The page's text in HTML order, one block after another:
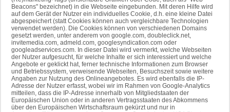
Beacons" bezeichnet) in die Webseite eingebunden. Mit deren Hilfe wird
auf dem Gerät der Nutzer ein individuelles Cookie, d.h. eine kleine Datei
abgespeichert (statt Cookies können auch vergleichbare Technologien
verwendet werden). Die Cookies können von verschiedenen Domains
gesetzt werden, unter anderem von google.com, doubleclick.net,
invitemedia.com, admeld.com, googlesyndication.com oder
googleadservices.com. In dieser Datei wird vermerkt, welche Webseiten
der Nutzer aufgesucht, für welche Inhalte er sich interessiert und welche
Angebote er geklickt hat, ferner technische Informationen zum Browser
und Betriebssystem, verweisende Webseiten, Besuchszeit sowie weitere
Angaben zur Nutzung des Onlineangebotes. Es wird ebenfalls die IP-
Adresse der Nutzer erfasst, wobei wir im Rahmen von Google-Analytics
mitteilen, dass die IP-Adresse innerhalb von Mitgliedstaaten der
Europäischen Union oder in anderen Vertragsstaaten des Abkommens
über den Europäischen Wirtschaftsraum gekürzt und nur in